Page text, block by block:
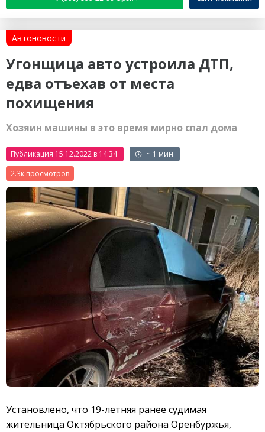
Автоновости
Угонщица авто устроила ДТП,
едва отъехав от места
похищения
Хозяин машины в это время мирно спал дома
Публикация 15.12.2022 в 14:34
~ 1 мин.
2.3к
Установлено, что 19-летняя ранее судимая
жительница Октябрьского района Оренбуржья,